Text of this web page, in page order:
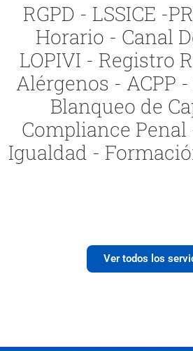
RGPD - LSSICE -
Horario - Canal
LOPIVI - Registro
Alérgenos - ACPP
Blanqueo de
Compliance Penal
Igualdad -
Ver todos los